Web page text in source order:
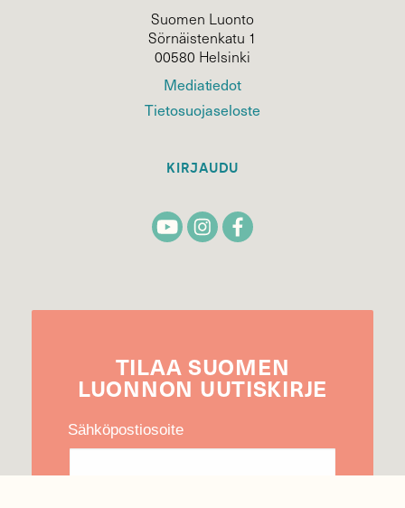
Suomen Luonto
Sörnäistenkatu 1
00580 Helsinki
Mediatiedot
Tietosuojaseloste
KIRJAUDU
TILAA SUOMEN
LUONNON UUTIS­KIRJE
Sähköpostiosoite